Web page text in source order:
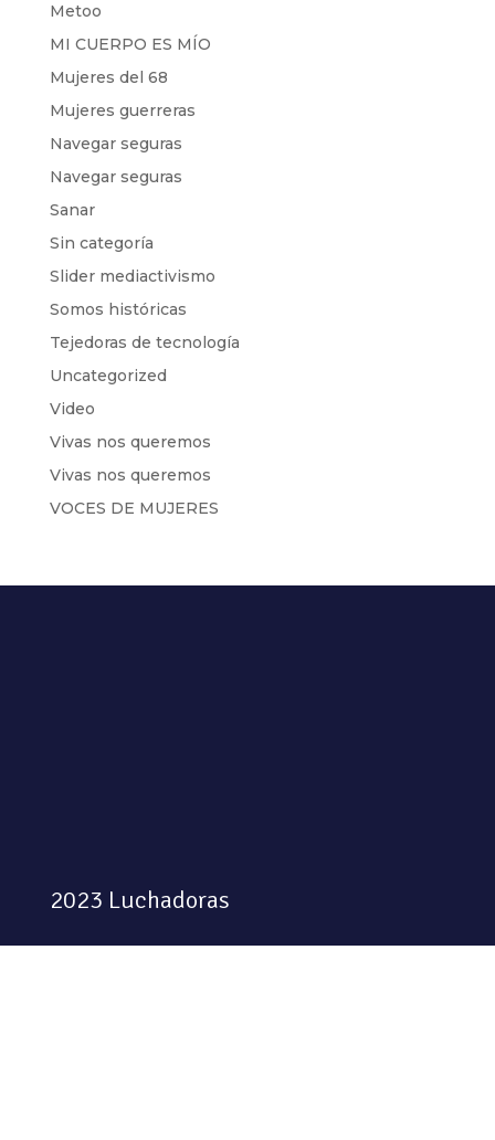
Metoo
MI CUERPO ES MÍO
Mujeres del 68
Mujeres guerreras
Navegar seguras
Navegar seguras
Sanar
Sin categoría
Slider mediactivismo
Somos históricas
Tejedoras de tecnología
Uncategorized
Video
Vivas nos queremos
Vivas nos queremos
VOCES DE MUJERES
2023 Luchadoras